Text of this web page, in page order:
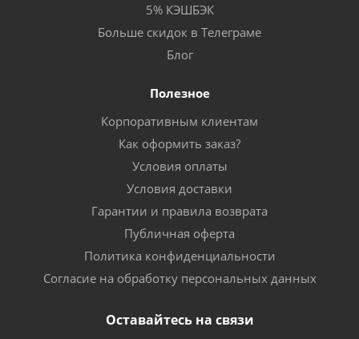
5% КЭШБЭК
Больше скидок в Телеграме
Блог
Полезное
Корпоративным клиентам
Как оформить заказ?
Условия оплаты
Условия доставки
Гарантии и правила возврата
Публичная оферта
Политика конфиденциальности
Согласие на обработку персональных данных
Оставайтесь на связи